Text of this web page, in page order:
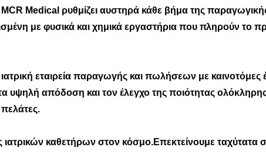
Medical ρυθμίζει αυστηρά κάθε βήμα της παραγωγικής
με φυσικά και χημικά εργαστήρια που πληρούν το
εταιρεία παραγωγής και πωλήσεων με
υψηλή απόδοση και τον έλεγχο της ποιότητας
ιατρικών καθετήρων στον κόσμο.Επεκτείνουμε